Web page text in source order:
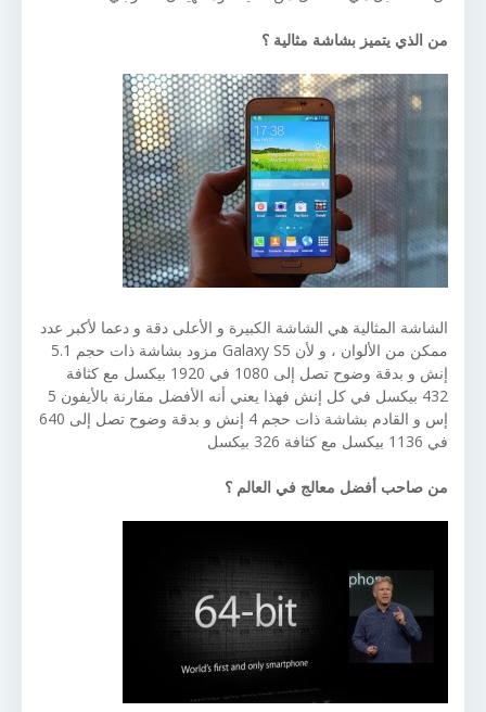
من الذي يتميز بشاشة مثالية ؟
الشاشة المثالية هي الشاشة الكبيرة و الأعلى دقة و دعما لأكبر عدد
ممكن من الألوان ، و لأن Galaxy S5 مزود بشاشة ذات حجم 5.1
إنش و بدقة وضوح تصل إلى 1080 في 1920 بيكسل مع كثافة
432 بيكسل في كل إنش فهذا يعني أنه الأفضل مقارنة بالأيفون 5
إس و القادم بشاشة ذات حجم 4 إنش و بدقة وضوح تصل إلى 640
في 1136 بيكسل مع كثافة 326 بيكسل
من صاحب أفضل معالج في العالم ؟